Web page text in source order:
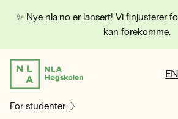
✨ Nye nla.no er lansert! Vi finjusterer
kan forekomme.
EN
For studenter